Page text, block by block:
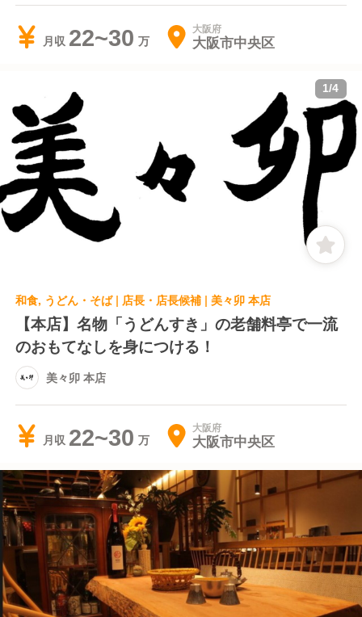
月収 22~30 大阪府
大阪市中央区
1/4
和食, うどん・そば | 店長・店長候補 | 美々卯 本店
【本店】名物「うどんすき」の老舗料亭で一流
のおもてなしを身につける！
美々卯 本店
月収 22~30 大阪府
大阪市中央区